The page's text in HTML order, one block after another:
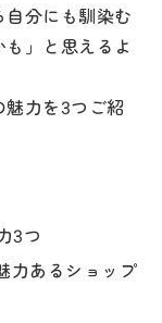
分にも馴染む
」と思えるよ
魅力を3つご紹
3つ
力あるショップ